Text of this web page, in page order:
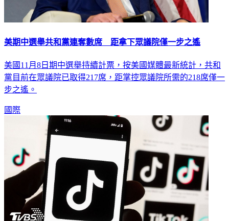
美期中選舉共和黨連奪數席 距拿下眾議院僅一步之遙
美國11月8日期中選舉持續計票，按美國媒體最新統計，共和
黨目前在眾議院已取得217席，距掌控眾議院所需的218席僅一
步之遙。
國際